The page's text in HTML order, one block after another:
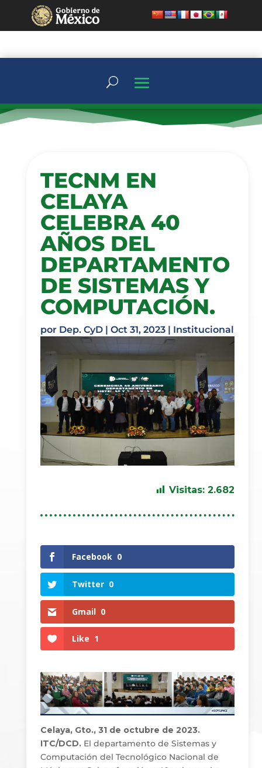
TECNM EN
CELAYA
CELEBRA 40
AÑOS DEL
DEPARTAMENTO
DE SISTEMAS Y
COMPUTACIÓN.
por Dep. CyD| Oct 31, 2023| Institucional
Visitas: 2.682
Facebook 0
Twitter 0
Gmail 0
Like 1
Celaya, Gto., 31 de octubre de 2023.
ITC/DCD. El departamento de Sistemas y
Computación del Tecnológico Nacional de